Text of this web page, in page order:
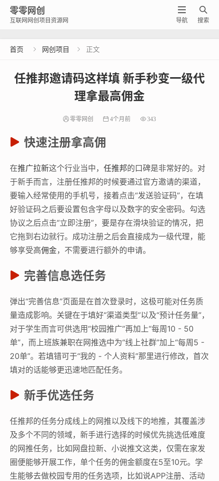
零零网创
互联网网创项目资源网

搜索

导航
首页  网创项目  正文
任推邦邀请码这样填 新手秒变一级代
理拿最高佣金
零零网创 4个月前 343
快速注册拿高佣
在推广拉新这个行业当中， 任推邦的口碑是非常好的。对
于新手而言，注册任推邦的时候要通过官方邀请的渠道，
要输入经常使用的手机号，接着点击“发送验证码”，在填
好验证码之后要设置包含字母以及数字的安全密码。勾选
协议之后点击“立即注册”，要是存在滑块验证的情况，把
它拖到右边就行。成功注册之后会直接成为一级代理，能
够享受高佣金，不需要进行额外的申请。
完善信息选任务
弹出“完善信息”页面是在首次登录时，这极可能对任务质
量造成影响。关键在于填好“渠道类型”以及“预计任务量”，
对于学生而言可供选用“校园推广”再加上“每周10 - 50
单”，而上班族兼职在网推选中为“线上社群”加上“每周5 -
20单”。若填错可于“我的 - 个人资料”那里进行修改，首次
填对的话能够更迅速地匹配任务。
新手优选任务
任推邦的任务分成线上的网推以及线下的地推，其覆盖涉
及多个不同的领域，新手进行选择的时候优先挑选低难度
的网推任务，比如网盘拉新、小说推文这类，仅需在家发
圈便能够开展工作，单个任务的佣金额度在5至10元。学
生能够去做校园专用的任务选项，比如说APP注册、活动